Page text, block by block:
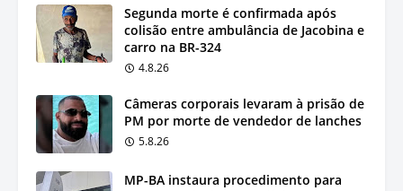
Segunda morte é confirmada após
colisão entre ambulância de Jacobina e
carro na BR-324
4.8.26
Câmeras corporais levaram à prisão de
PM por morte de vendedor de lanches
5.8.26
MP-BA instaura procedimento para